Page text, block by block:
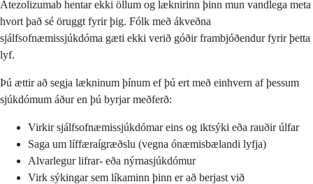
Atezolizumab hentar ekki öllum og læknirinn þinn mun vandlega meta
hvort það sé öruggt fyrir þig. Fólk með ákveðna
sjálfsofnæmissjúkdóma gæti ekki verið góðir frambjóðendur fyrir þetta
lyf.
Þú ættir að segja lækninum þínum ef þú ert með einhvern af þessum
sjúkdómum áður en þú byrjar meðferð:
Virkir sjálfsofnæmissjúkdómar eins og iktsýki eða rauðir úlfar
Saga um líffæraígræðslu (vegna ónæmisbælandi lyfja)
Alvarlegur lifrar- eða nýrnasjúkdómur
Virk sýkingar sem líkaminn þinn er að berjast við